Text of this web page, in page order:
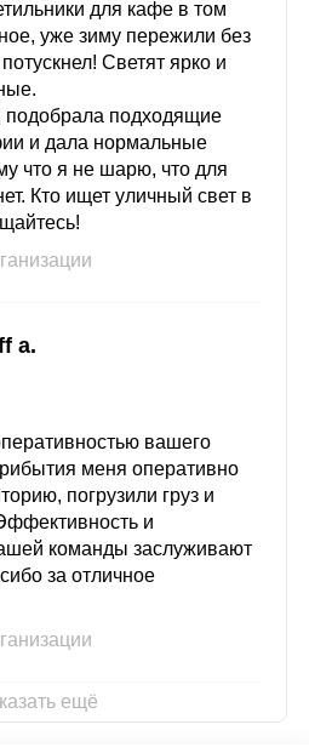
для кафе в том
уже зиму пережили без
Светят ярко и
подобрала подходящие
и дала нормальные
что я не шарю, что для
Кто ищет уличный свет в
a.
вашего
меня оперативно
погрузили груз и
и
команды заслуживают
за отличное
ещё